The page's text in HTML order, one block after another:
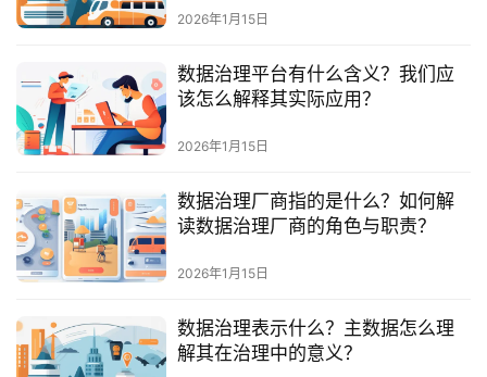
最
新
动
产
品
决
方
2026年1月15日
数据治理平台有什么含义？我们应
该怎么解释其实际应用？
2026年1月15日
数据治理厂商指的是什么？如何解
读数据治理厂商的角色与职责？
2026年1月15日
数据治理表示什么？主数据怎么理
解其在治理中的意义？